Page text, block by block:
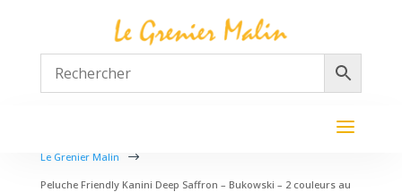
Le Grenier Malin $
Peluche Friendly Kanini Deep Saffron – Bukowski – 2 couleurs au